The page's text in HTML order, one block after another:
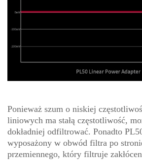
Ponieważ szum o niskiej
liniowych ma stałą częstotliwość,
dokładniej odfiltrować. Ponadto
wyposażony w obwód filtra po
przemiennego, który filtruje